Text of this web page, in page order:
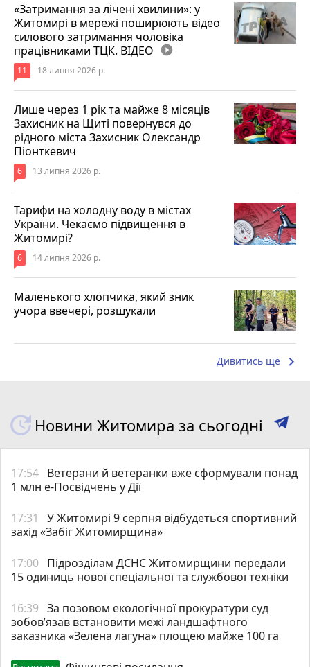
«Затримання за лічені хвилини»: у
Житомирі в мережі поширюють відео
силового затримання чоловіка
працівниками ТЦК. ВІДЕО play_circle_filled
11 18 липня 2026 р.
Лише через 1 рік та майже 8 місяців
Захисник на Щиті повернувся до
рідного міста Захисник Олександр
Піонткевич
6 13 липня 2026 р.
Тарифи на холодну воду в містах
України. Чекаємо підвищення в
Житомирі?
6 14 липня 2026 р.
Маленького хлопчика, який зник
учора ввечері, розшукали
Дивитись ще keyboard_arrow_right
Новини Житомира за сьогодні
17:54 Ветерани й ветеранки вже сформували понад
1 млн е-Посвідчень у Дії
17:31
У Житомирі 9 серпня відбудеться спортивний
захід «Забіг Житомирщина»
17:00 Підрозділам ДСНС Житомирщини передали
15 одиниць нової спеціальної та службової техніки
16:39 За позовом екологічної прокуратури суд
зобов’язав встановити межі ландшафтного
заказника «Зелена лагуна» площею майже 100 га